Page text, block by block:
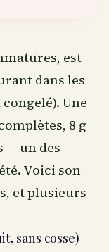
est
dans les
Une
8 g
— un des
Voici son
et plusieurs
sans cosse)